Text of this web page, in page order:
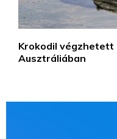
Krokodil
Ausztráliában